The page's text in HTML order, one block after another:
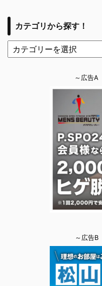
カテゴリから探す！
～広告A
～広告B